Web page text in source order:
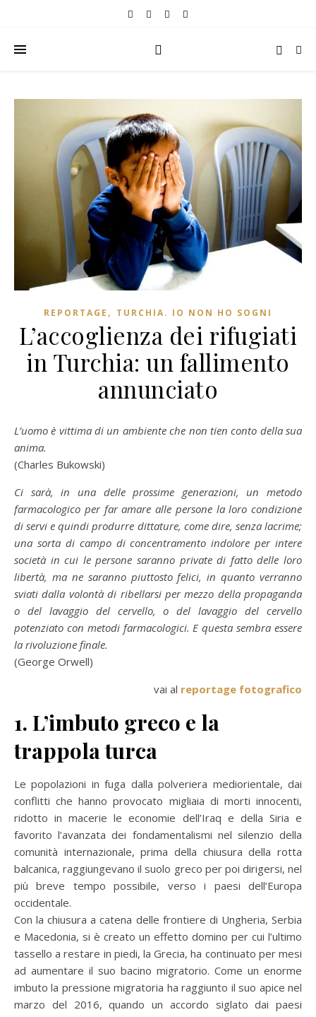
REPORTAGE , TURCHIA. IO NON HO SOGNI
L’accoglienza dei rifugiati
in Turchia: un fallimento
annunciato
L’uomo è vittima di un ambiente che non tien conto della sua
anima.
(Charles Bukowski)
Ci sarà, in una delle prossime generazioni, un metodo
farmacologico per far amare alle persone la loro condizione
di servi e quindi produrre dittature, come dire, senza lacrime;
una sorta di campo di concentramento indolore per intere
società in cui le persone saranno private di fatto delle loro
libertà, ma ne saranno piuttosto felici, in quanto verranno
sviati dalla volontà di ribellarsi per mezzo della propaganda
o del lavaggio del cervello, o del lavaggio del cervello
potenziato con metodi farmacologici. E questa sembra essere
la rivoluzione finale.
(George Orwell)
vai al reportage fotografico
1. L’imbuto greco e la
trappola turca
Le popolazioni in fuga dalla polveriera mediorientale, dai
conflitti che hanno provocato migliaia di morti innocenti,
ridotto in macerie le economie dell’Iraq e della Siria e
favorito l’avanzata dei fondamentalismi nel silenzio della
comunità internazionale, prima della chiusura della rotta
balcanica, raggiungevano il suolo greco per poi dirigersi, nel
più breve tempo possibile, verso i paesi dell’Europa
occidentale.
Con la chiusura a catena delle frontiere di Ungheria, Serbia
e Macedonia, si è creato un effetto domino per cui l’ultimo
tassello a restare in piedi, la Grecia, ha continuato per mesi
ad aumentare il suo bacino migratorio. Come un enorme
imbuto la pressione migratoria ha raggiunto il suo apice nel
marzo del 2016, quando un accordo siglato dai paesi